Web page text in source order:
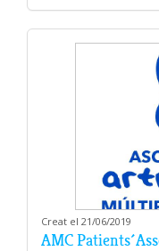
Creat el 21/06/2019
AMC